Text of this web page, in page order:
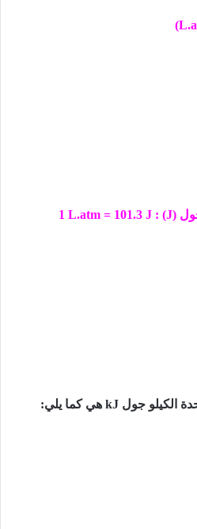
)
(
J
) :
1 L.atm = 101.3 J
الكیلو جول kJ ھي كما يلي: